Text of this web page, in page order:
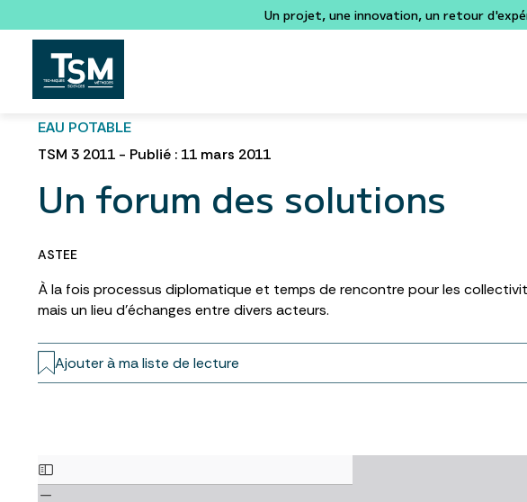
Un projet, une innovation, un retour
EAU POTABLE
TSM 3 2011 - Publié : 11 mars 2011
Un forum des solutions
ASTEE
À la fois processus diplomatique et temps de rencontre pour les
mais un lieu d’échanges entre divers acteurs.
Ajouter à ma liste de lecture